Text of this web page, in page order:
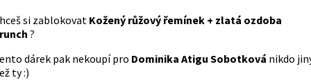
si zablokovat Kožený růžový řemínek + zlatá ozdoba
?
dárek pak nekoupí pro Dominika Atigu Sobotková nikdo
ty :)